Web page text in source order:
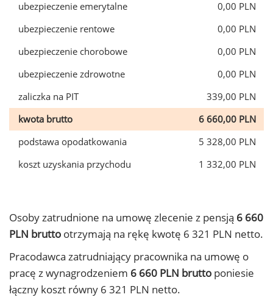
ubezpieczenie emerytalne
0,00 PLN
ubezpieczenie rentowe
0,00 PLN
ubezpieczenie chorobowe
0,00 PLN
ubezpieczenie zdrowotne
0,00 PLN
zaliczka na PIT
339,00 PLN
kwota brutto
6 660,00 PLN
podstawa opodatkowania
5 328,00 PLN
koszt uzyskania przychodu
1 332,00 PLN
Osoby zatrudnione na umowę zlecenie z pensją 6 660
PLN brutto otrzymają na rękę kwotę 6 321 PLN netto.
Pracodawca zatrudniający pracownika na umowę o
pracę z wynagrodzeniem 6 660 PLN brutto poniesie
łączny koszt równy 6 321 PLN netto.